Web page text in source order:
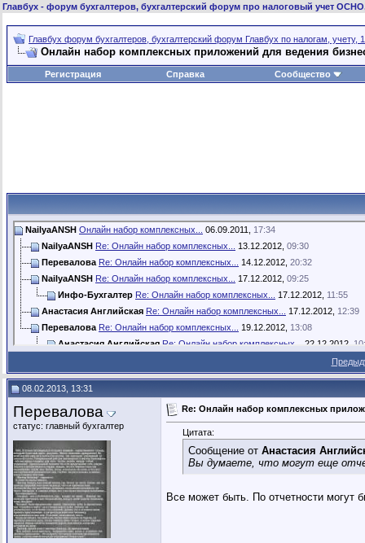
Главбух - форум бухгалтеров, бухгалтерский форум про налоговый учет
Главбух форум бухгалтеров, бухгалтерский форум Главбух по налогам, учету,
Онлайн набор комплексных приложений для ведения
Регистрация Справка Сообщество
NailyaANSH Онлайн набор комплексных... 06.09.2011, 17:34
NailyaANSH Re: Онлайн набор комплексных... 13.12.2012, 09:30
Перевалова Re: Онлайн набор комплексных... 14.12.2012, 20:32
NailyaANSH Re: Онлайн набор комплексных... 17.12.2012, 09:25
Инфо-Бухгалтер Re: Онлайн набор комплексных... 17.12.2012, 11:55
Анастасия Английская Re: Онлайн набор комплексных... 17.12.2012, 12:39
Перевалова Re: Онлайн набор комплексных... 19.12.2012, 13:08
Анастасия Английская Re: Онлайн набор комплексных... 22.12.2012,
21:45
Анастасия Английская Re: Онлайн набор комплексных...
Анастасия Английская Re: Онлайн набор
Перевалова Re: Онлайн набор комплексных...
Анастасия Английская Re: Онлайн набор
Перевалова Re: Онлайн набор
Re:
08.02.2013, 13:31
Перевалова
статус: главный бухгалтер
Re: Онлайн набор комплексных
Цитата:
Сообщение от Анастасия
Вы думаете, что могут еще
Все может быть. По отчетности могут